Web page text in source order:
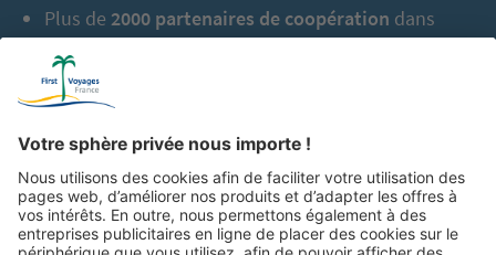
Plus de 2000 partenaires de coopération dans
l’Europe entière
En tout jusqu’à aujourd’hui :
vacanciers